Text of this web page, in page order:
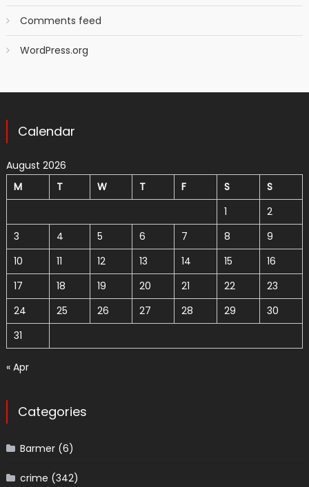
Comments feed
WordPress.org
Calendar
August 2026
M
T W T F S
S
1
2
3
4 5 6 7 8
9
10
11 12 13 14 15
16
17
18 19 20 21 22
23
24
25 26 27 28 29
30
31
« Apr
Categories
Barmer(6)
crime (342)